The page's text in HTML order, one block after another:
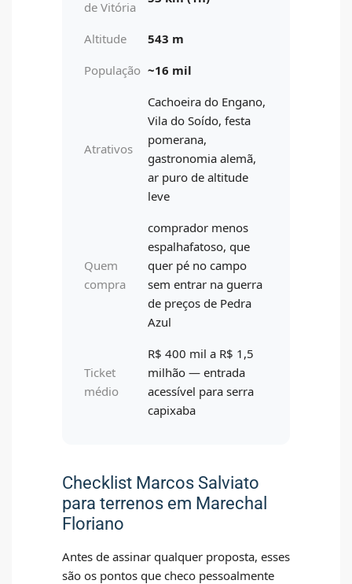
de Vitória
Altitude
543 m
População ~16 mil
Atrativos
Cachoeira do Engano,
Vila do Soído, festa
pomerana,
gastronomia alemã,
ar puro de altitude
leve
Quem
compra
comprador menos
espalhafatoso, que
quer pé no campo
sem entrar na guerra
de preços de Pedra
Azul
Ticket
médio
R$ 400 mil a R$ 1,5
milhão — entrada
acessível para serra
capixaba
Checklist Marcos Salviato
para terrenos em Marechal
Floriano
Antes de assinar qualquer proposta, esses
são os pontos que checo pessoalmente